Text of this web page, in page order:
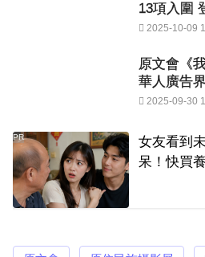
13項入圍
2025-10-09
原文會《
華人廣告
2025-09-30
女友看到
呆！快買
PR